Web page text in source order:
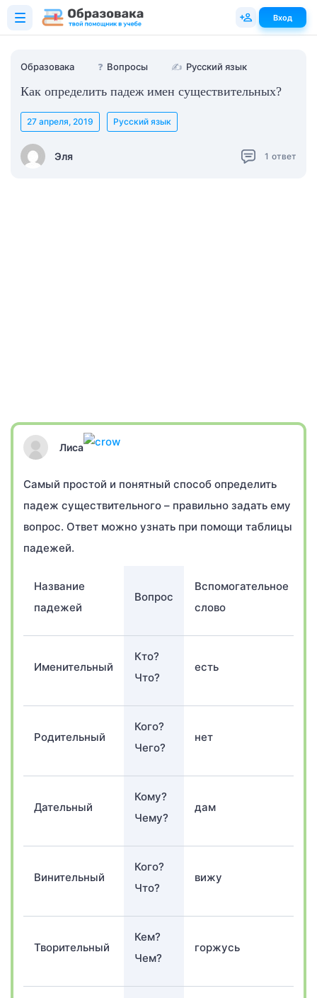
Образовака ❓ Вопросы ✍ Русский язык
Как определить падеж имен существительных?
Эля
27 апреля, 2019 Русский язык
1 ответ
Лиса
Самый простой и понятный способ определить
падеж существительного – правильно задать ему
вопрос. Ответ можно узнать при помощи таблицы
падежей.
Название
падежей
Вопрос
Вспомогательное
слово
Именительный
Кто?
Что?
есть
Родительный
Кого?
Чего?
нет
Дательный
Кому?
Чему?
дам
Винительный
Кого?
Что?
вижу
Творительный
Кем?
Чем?
горжусь
Вход